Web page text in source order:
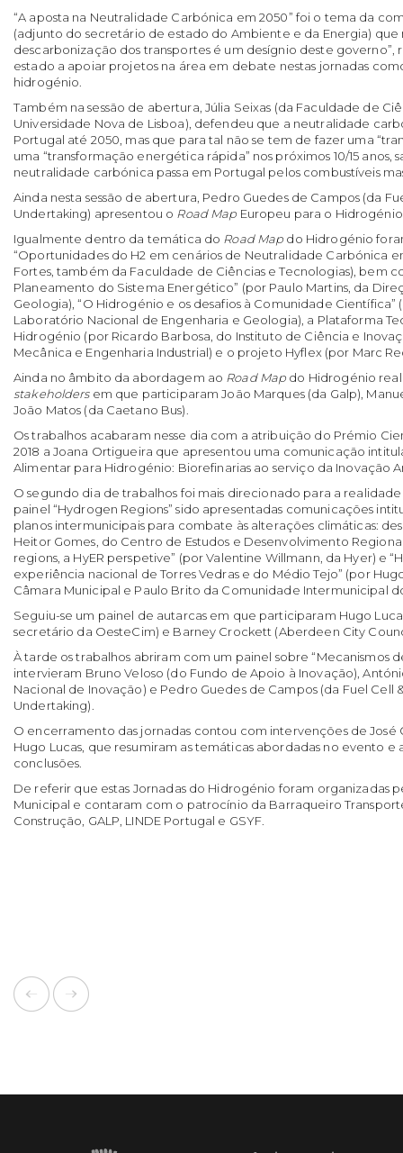
“A aposta na Neutralidade Carbónica em 2050” foi o tema da
(adjunto do secretário de estado do Ambiente e da Energia) que
descarbonização dos transportes é um desígnio deste
estado a apoiar projetos na área em debate nestas jornadas
hidrogénio.
Também na sessão de abertura, Júlia Seixas (da Faculdade de
Universidade Nova de Lisboa), defendeu que a neutralidade
Portugal até 2050, mas que para tal não se tem de fazer uma
uma “transformação energética rápida” nos próximos 10/15 anos,
neutralidade carbónica passa em Portugal pelos combustíveis
Ainda nesta sessão de abertura, Pedro Guedes de Campos (da
Undertaking) apresentou o Road Map Europeu para o
Igualmente dentro da temática do Road Map do Hidrogénio
“Oportunidades do H2 em cenários de Neutralidade Carbónica
Fortes, também da Faculdade de Ciências e Tecnologias), bem
Planeamento do Sistema Energético” (por Paulo Martins, da
Geologia), “O Hidrogénio e os desafios à Comunidade
Laboratório Nacional de Engenharia e Geologia), a Plataforma
Hidrogénio (por Ricardo Barbosa, do Instituto de Ciência e
Mecânica e Engenharia Industrial) e o projeto Hyflex (por Marc
Ainda no âmbito da abordagem ao Road Map do Hidrogénio
stakeholdersem que participaram João Marques (da Galp),
João Matos (da Caetano Bus).
Os trabalhos acabaram nesse dia com a atribuição do Prémio
2018 a Joana Ortigueira que apresentou uma comunicação
Alimentar para Hidrogénio: Biorefinarias ao serviço da Inovação
O segundo dia de trabalhos foi mais direcionado para a
painel “Hydrogen Regions” sido apresentadas comunicações
planos intermunicipais para combate às alterações climáticas:
Heitor Gomes, do Centro de Estudos e Desenvolvimento
regions, a HyER perspetive” (por Valentine Willmann, da Hyer) e
experiência nacional de Torres Vedras e do Médio Tejo” (por
Câmara Municipal e Paulo Brito da Comunidade Intermunicipal
Seguiu-se um painel de autarcas em que participaram Hugo
secretário da OesteCim) e Barney Crockett (Aberdeen City
À tarde os trabalhos abriram com um painel sobre “Mecanismos
intervieram Bruno Veloso (do Fundo de Apoio à Inovação),
Nacional de Inovação) e Pedro Guedes de Campos (da Fuel Cell
Undertaking).
O encerramento das jornadas contou com intervenções de José
Hugo Lucas, que resumiram as temáticas abordadas no evento e
conclusões.
De referir que estas Jornadas do Hidrogénio foram organizadas
Municipal e contaram com o patrocínio da Barraqueiro
Construção, GALP, LINDE Portugal e GSYF.